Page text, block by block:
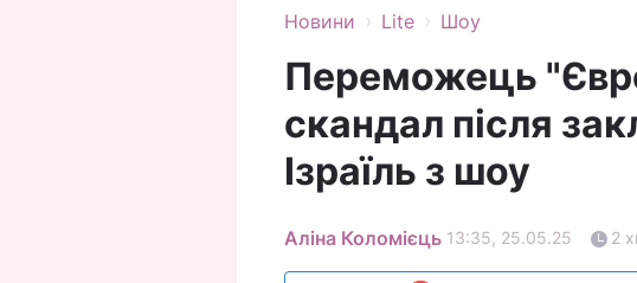
Новини › Lite › Шоу
Переможець
скандал після
Ізраїль з шоу
Аліна Коломієць 13:35, 25.05.25 2